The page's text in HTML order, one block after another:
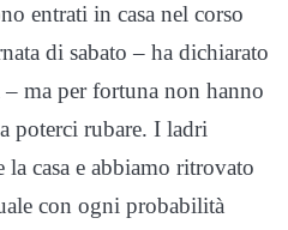
entrati in casa nel corso
di sabato – ha dichiarato
ma per fortuna non hanno
poterci rubare. I ladri
casa e abbiamo ritrovato
con ogni probabilità